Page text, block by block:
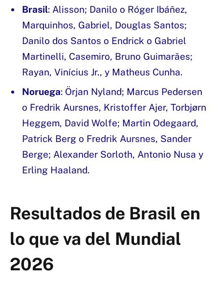
Brasil: Alisson; Danilo o Róger Ibáñez,
Marquinhos, Gabriel, Douglas Santos;
Danilo dos Santos o Endrick o Gabriel
Martinelli, Casemiro, Bruno Guimarães;
Rayan, Vinícius Jr., y Matheus Cunha.
Noruega: Örjan Nyland; Marcus Pedersen
o Fredrik Aursnes, Kristoffer Ajer, Torbjørn
Heggem, David Wolfe; Martin Odegaard,
Patrick Berg o Fredrik Aursnes, Sander
Berge; Alexander Sorloth, Antonio Nusa y
Erling Haaland.
Resultados de Brasil en
lo que va del Mundial
2026